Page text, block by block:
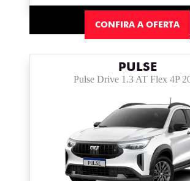
CONFIRA A OFERTA
PULSE
Pulse Drive 1.3 AT Flex 4P